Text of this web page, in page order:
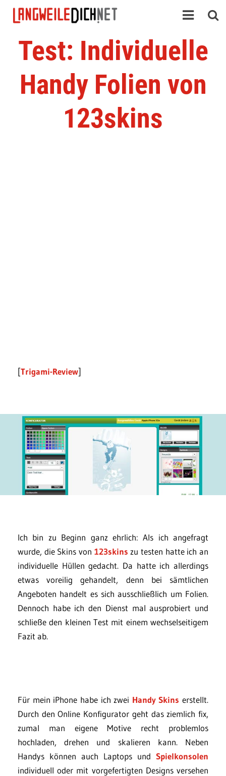
Test: Individuelle
Handy Folien von
123skins
[Trigami-Review]
Ich bin zu Beginn ganz ehrlich: Als ich angefragt
wurde, die Skins von 123skins zu testen hatte ich an
individuelle Hüllen gedacht. Da hatte ich allerdings
etwas voreilig gehandelt, denn bei sämtlichen
Angeboten handelt es sich ausschließlich um Folien.
Dennoch habe ich den Dienst mal ausprobiert und
schließe den kleinen Test mit einem wechselseitigem
Fazit ab.
Für mein iPhone habe ich zwei Handy Skins erstellt.
Durch den Online Konfigurator geht das ziemlich fix,
zumal man eigene Motive recht problemlos
hochladen, drehen und skalieren kann. Neben
Handys können auch Laptops und Spielkonsolen
individuell oder mit vorgefertigten Designs versehen